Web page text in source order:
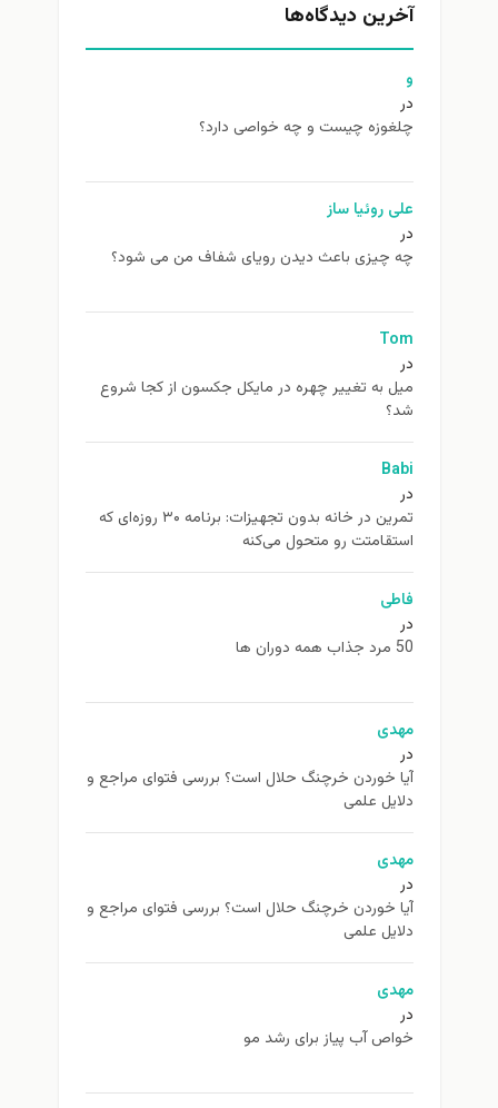
آخرین دیدگاه‌ها
و
در
چلغوزه چیست و چه خواصی دارد؟
علی روئیا ساز
در
چه چیزی باعث دیدن رویای شفاف من می شود؟
Tom
در
ميل به تغيير چهره در مایکل جکسون از كجا شروع
شد؟
Babi
در
تمرین در خانه بدون تجهیزات: برنامه ۳۰ روزه‌ای که
استقامتت رو متحول می‌کنه
فاطی
در
50 مرد جذاب همه دوران ها
مهدی
در
آیا خوردن خرچنگ حلال است؟ بررسی فتوای مراجع و
دلایل علمی
مهدی
در
آیا خوردن خرچنگ حلال است؟ بررسی فتوای مراجع و
دلایل علمی
مهدی
در
خواص آب پیاز برای رشد مو